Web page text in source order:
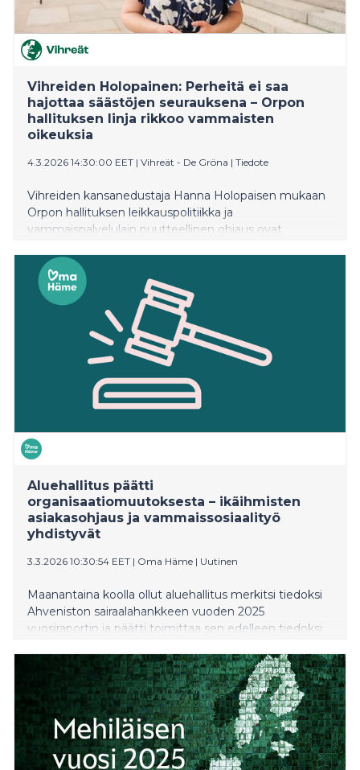
Vihreiden Holopainen: Perheitä ei saa
hajottaa säästöjen seurauksena – Orpon
hallituksen linja rikkoo vammaisten
oikeuksia
4.3.2026 14:30:00 EET | Vihreät - De Gröna | Tiedote
Vihreiden kansanedustaja Hanna Holopaisen mukaan
Orpon hallituksen leikkauspolitiikka ja
vammaispalvelulain puutteellinen ohjaus ovat
perusoikeudet vaarantuvat.
Aluehallitus päätti
organisaatiomuutoksesta – ikäihmisten
asiakasohjaus ja vammaissosiaalityö
yhdistyvät
3.3.2026 10:30:54 EET | Oma Häme | Uutinen
Maanantaina koolla ollut aluehallitus merkitsi tiedoksi
Ahveniston sairaalahankkeen vuoden 2025
vuosiraportin ja päätti toimittaa sen edelleen tiedoksi
hankkeen eteneminen, kustannukset, hankinnat sekä
riskienhallinta. Hankkeen etenemisestä on raportoitu
säännöllisesti aluehallitukselle ja aluevaltuustolle osana
hankkeen ohjausta ja talouden seurantaa. Aluehallitus
käsitteli kokouksessaan myös hyvinvointialueen
organisaatiorakennetta. Aluehallitus päätti lakkauttaa
ikäihmisten palveluista asiakasohjauksen tulosalueen